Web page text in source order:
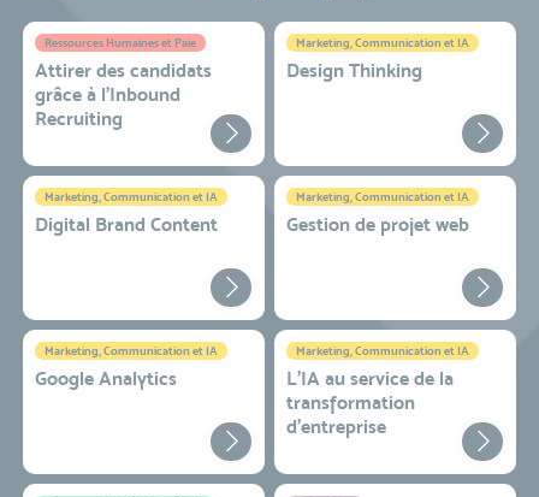
Ressources Humaines et Paie
Attirer des candidats
grâce à l’Inbound
Recruiting
Marketing, Communication et IA
Design Thinking
Marketing, Communication et IA
Digital Brand Content
Marketing, Communication et IA
Gestion de projet web
Marketing, Communication et IA
Google Analytics
Marketing, Communication et IA
L'IA au service de la
transformation
d'entreprise